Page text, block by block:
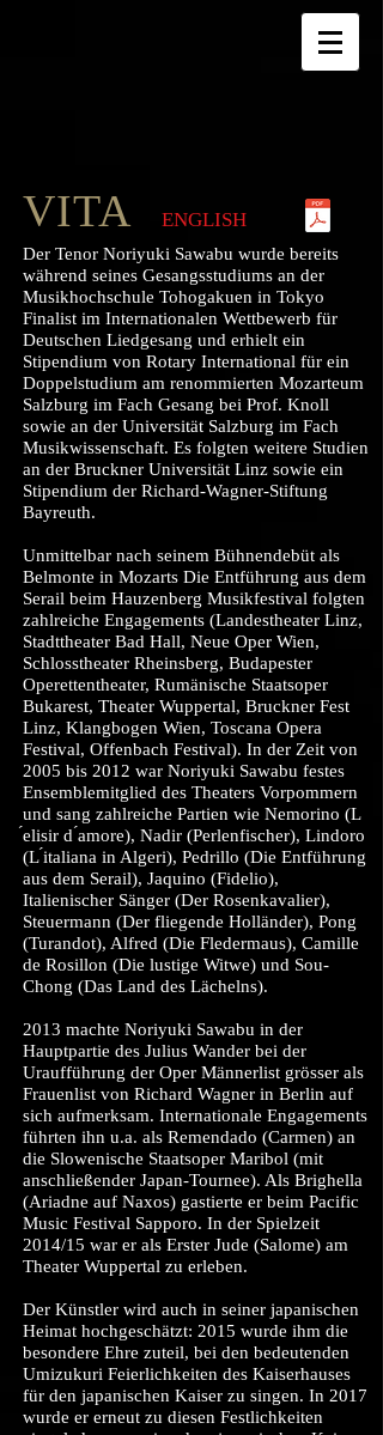
VITA ENGLISH
Der Tenor Noriyuki Sawabu wurde bereits
während seines Gesangsstudiums an der
Musikhochschule Tohogakuen in Tokyo
Finalist im Internationalen Wettbewerb für
Deutschen Liedgesang und erhielt ein
Stipendium von Rotary International für ein
Doppelstudium am renommierten Mozarteum
Salzburg im Fach Gesang bei Prof. Knoll
sowie an der Universität Salzburg im Fach
Musikwissenschaft. Es folgten weitere Studien
an der Bruckner Universität Linz sowie ein
Stipendium der Richard-Wagner-Stiftung
Bayreuth.
Unmittelbar nach seinem Bühnendebüt als
Belmonte in Mozarts Die Entführung aus dem
Serail beim Hauzenberg Musikfestival folgten
zahlreiche Engagements (Landestheater Linz,
Stadttheater Bad Hall, Neue Oper Wien,
Schlosstheater Rheinsberg, Budapester
Operettentheater, Rumänische Staatsoper
Bukarest, Theater Wuppertal, Bruckner Fest
Linz, Klangbogen Wien, Toscana Opera
Festival, Offenbach Festival). In der Zeit von
2005 bis 2012 war Noriyuki Sawabu festes
Ensemblemitglied des Theaters Vorpommern
und sang zahlreiche Partien wie Nemorino (L
́elisir d ́amore), Nadir (Perlenfischer), Lindoro
(L ́italiana in Algeri), Pedrillo (Die Entführung
aus dem Serail), Jaquino (Fidelio),
Italienischer Sänger (Der Rosenkavalier),
Steuermann (Der fliegende Holländer), Pong
(Turandot), Alfred (Die Fledermaus), Camille
de Rosillon (Die lustige Witwe) und Sou-
Chong (Das Land des Lächelns).
2013 machte Noriyuki Sawabu in der
Hauptpartie des Julius Wander bei der
Uraufführung der Oper Männerlist grösser als
Frauenlist von Richard Wagner in Berlin auf
sich aufmerksam. Internationale Engagements
führten ihn u.a. als Remendado (Carmen) an
die Slowenische Staatsoper Maribol (mit
anschließender Japan-Tournee). Als Brighella
(Ariadne auf Naxos) gastierte er beim Pacific
Music Festival Sapporo. In der Spielzeit
2014/15 war er als Erster Jude (Salome) am
Theater Wuppertal zu erleben.
Der Künstler wird auch in seiner japanischen
Heimat hochgeschätzt: 2015 wurde ihm die
besondere Ehre zuteil, bei den bedeutenden
Umizukuri Feierlichkeiten des Kaiserhauses
für den japanischen Kaiser zu singen. In 2017
wurde er erneut zu diesen Festlichkeiten